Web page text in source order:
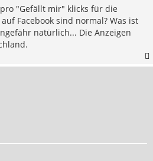
"Gefällt mir" klicks für die
Facebook sind normal? Was ist
natürlich... Die Anzeigen